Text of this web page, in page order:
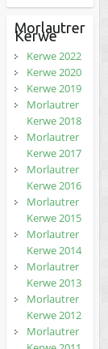
Morlautrer
Kerwe
Kerwe 2022
Kerwe 2020
Kerwe 2019
Morlautrer
Kerwe 2018
Morlautrer
Kerwe 2017
Morlautrer
Kerwe 2016
Morlautrer
Kerwe 2015
Morlautrer
Kerwe 2014
Morlautrer
Kerwe 2013
Morlautrer
Kerwe 2012
Morlautrer